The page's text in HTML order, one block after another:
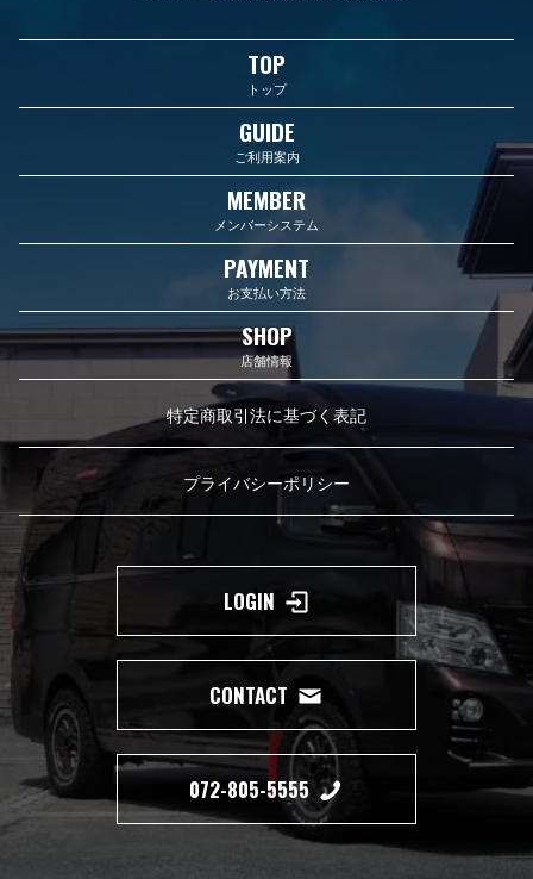
TOP
トップ
GUIDE
ご利用案内
MEMBER
メンバーシステム
PAYMENT
お支払い方法
SHOP
店舗情報
特定商取引法に基づく表記
プライバシーポリシー
LOGIN
CONTACT
072-805-5555